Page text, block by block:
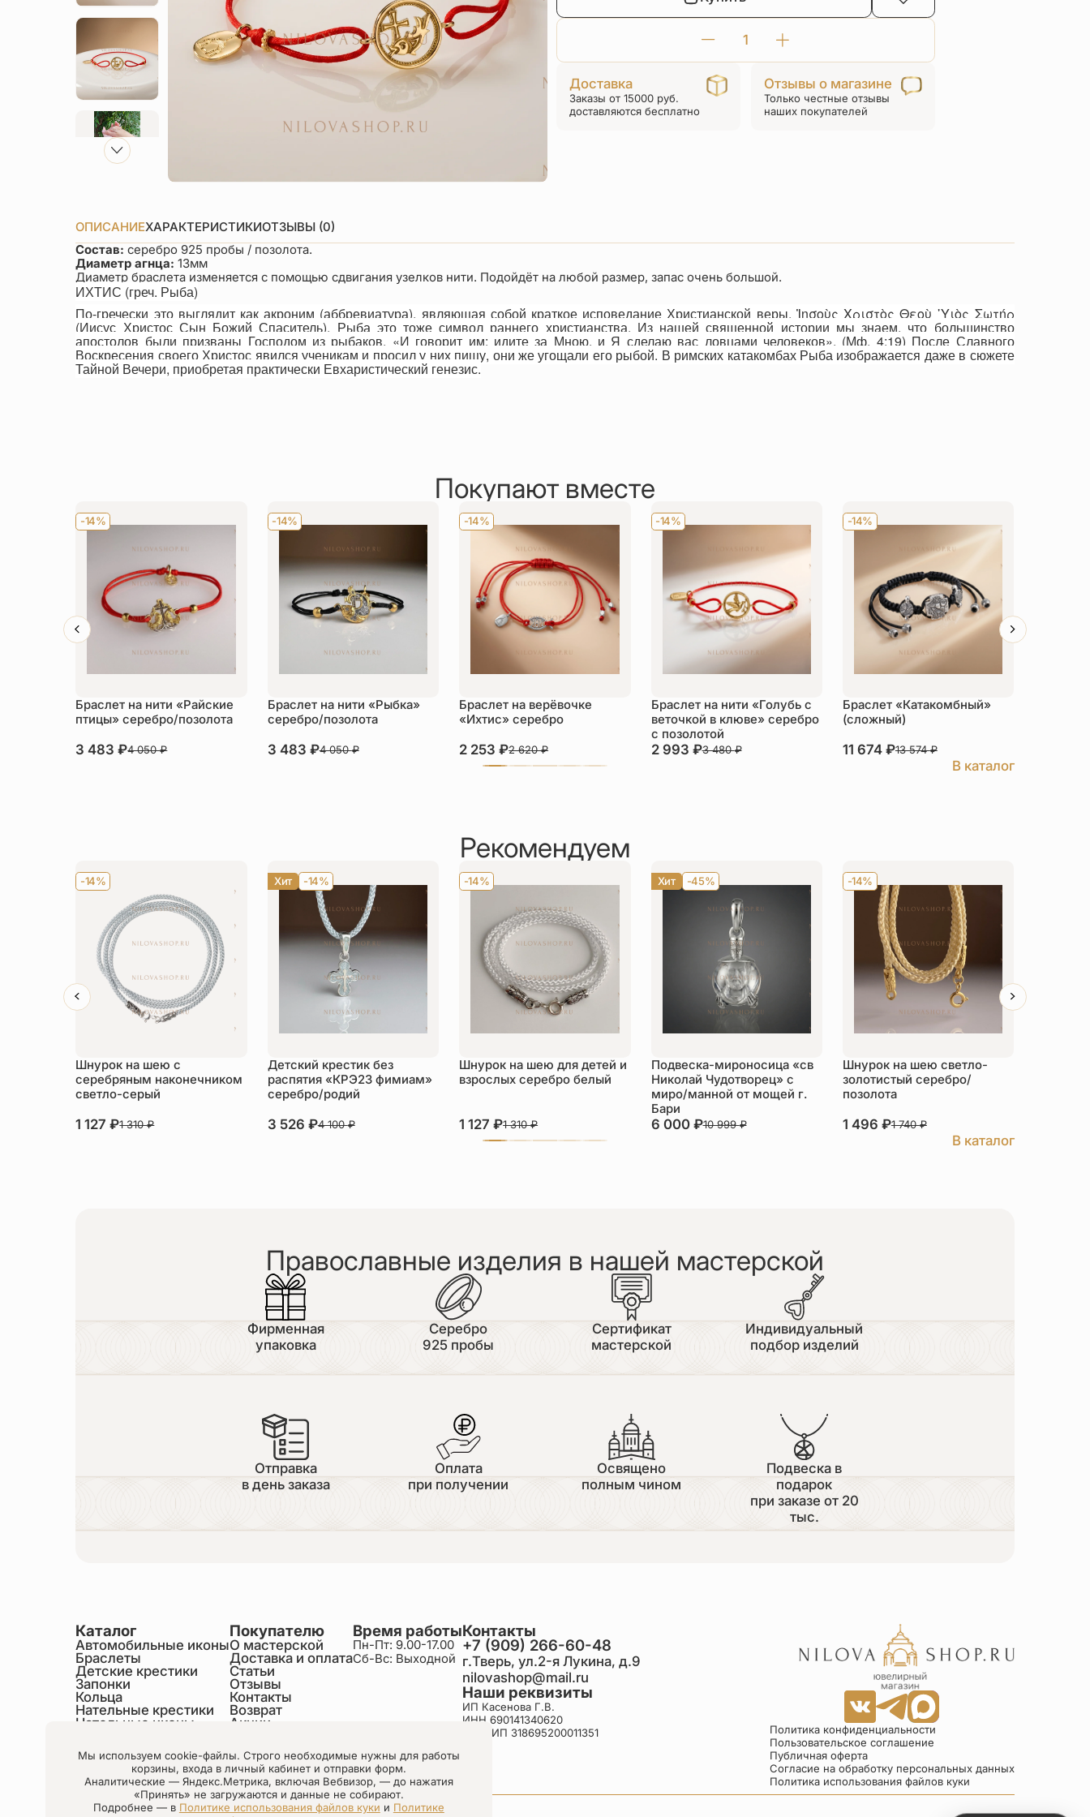
Количество
товара
Браслет
«Рыба
Доставка
Заказы от 15000 руб.
доставляются бесплатно
Отзывы о магазине
Только честные отзывы
наших покупателей
ОПИСАНИЕХАРАКТЕРИСТИКИОТЗЫВЫ (0)
Состав:серебро 925 пробы / позолота.
Диаметр агнца: 13мм
Диаметр браслета изменяется с помощью сдвигания узелков нити. Подойдёт на любой размер, запас очень большой.
ИХТИС (греч. Рыба)
По-гречески это выглядит как акроним (аббревиатура), являющая собой краткое исповедание Христианской веры. Ἰησοὺς Χριστὸς Θεoὺ ῾Υιὸς Σωτήρ
(Иисус Христос Сын Божий Спаситель). Рыба это тоже символ раннего христианства. Из нашей священной истории мы знаем, что большинство
апостолов были призваны Господом из рыбаков. «И говорит им: идите за Мною, и Я сделаю вас ловцами человеков». (Мф. 4:19) После Славного
Воскресения своего Христос явился ученикам и просил у них пищу, они же угощали его рыбой. В римских катакомбах Рыба изображается даже в сюжете
Тайной Вечери, приобретая практически Евхаристический генезис.
Покупают вместе
-14%
Браслет на нити «Райские
птицы» серебро/позолота
3 483₽4 050₽
-14%
Браслет на нити «Рыбка»
серебро/позолота
3 483 ₽4 050₽
-14%
Браслет на верёвочке
«Ихтис» серебро
2 253₽2 620₽
-14%
Браслет на нити «Голубь с
веточкой в клюве» серебро
с позолотой
2 993 ₽3 480₽
-14%
Браслет «Катакомбный»
(сложный)
11 674 ₽13 574₽
В каталог
Рекомендуем
-14%
Шнурок на шею с
серебряным наконечником
светло-серый
1 127₽1 310₽
Хит -14%
Детский крестик без
распятия «КРЭ23 фимиам»
серебро/родий
3 526 ₽4 100₽
-14%
Шнурок на шею для детей и
взрослых серебро белый
1 127₽1 310₽
Хит -45%
Подвеска-мироносица «св
Николай Чудотворец» с
миро/манной от мощей г.
Бари
6 000 ₽10 999₽
-14%
Шнурок на шею светло-
золотистый серебро/
позолота
1 496 ₽1 740₽
В каталог
Православные изделия в нашей мастерской
Фирменная
упаковка
Серебро
925 пробы
Сертификат
мастерской
Индивидуальный
подбор изделий
Отправка
в день заказа
Оплата
при получении
Освящено
полным чином
Подвеска в
подарок
при заказе от 20
тыс.
Каталог
Автомобильные иконы
Браслеты
Детские крестики
Запонки
Кольца
Нательные крестики
Нательные иконы
Образки именные
Статуэтки святых
Шнурки на шею
Чётки
Покупателю
О мастерской
Доставка и оплата
Статьи
Отзывы
Контакты
Возврат
Акции
Время работы
Пн-Пт: 9.00-17.00
Сб-Вс: Выходной
Контакты
+7 (909) 266-60-48
г.Тверь, ул.2-я Лукина, д.9
nilovashop@mail.ru
Наши реквизиты
ИП Касенова Г.В.
ИНН 690141340620
ОГРНИП 318695200011351
Политика конфиденциальности
Пользовательское соглашение
Публичная оферта
Согласие на обработку персональных данных
Политика использования файлов куки
Мы используем cookie-файлы. Строго необходимые нужны для работы
корзины, входа в личный кабинет и отправки форм.
Аналитические — Яндекс.Метрика, включая Вебвизор, — до нажатия
«Принять» не загружаются и данные не собирают.
Подробнее — в Политике использования файлов куки и Политике